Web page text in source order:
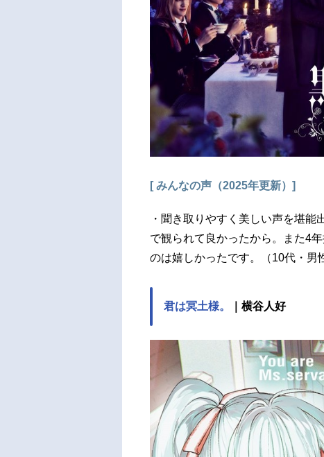
[ みんなの声（2025年更新）]
・聞き取りやすく美しい声を堪
で観られて良かったから。また4
のは嬉しかったです。（10代・男
君は冥土様。 ｜横谷人好